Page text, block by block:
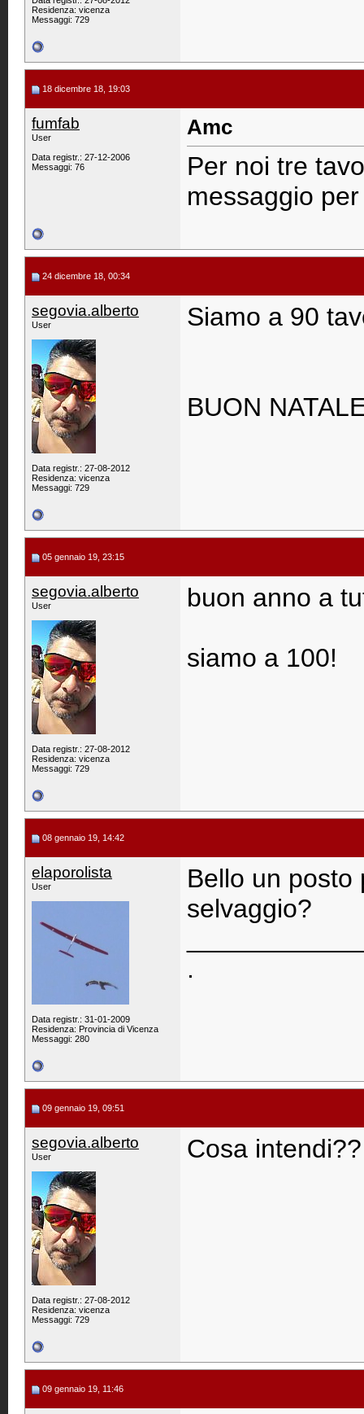
Residenza: vicenza
Messaggi: 729
18 dicembre 18, 19:03
fumfab
User
Data registr.: 27-12-2006
Messaggi: 76
Amc
Per noi tre
messaggio
24 dicembre 18, 00:34
segovia.alberto
User
Data registr.: 27-08-2012
Residenza: vicenza
Messaggi: 729
Siamo a 90
BUON
05 gennaio 19, 23:15
segovia.alberto
User
Data registr.: 27-08-2012
Residenza: vicenza
Messaggi: 729
buon anno a
siamo a 100!
08 gennaio 19, 14:42
elaporolista
User
Data registr.: 31-01-2009
Residenza: Provincia di Vicenza
Messaggi: 280
Bello un posto
selvaggio?
.
09 gennaio 19, 09:51
segovia.alberto
User
Data registr.: 27-08-2012
Residenza: vicenza
Messaggi: 729
Cosa
09 gennaio 19, 11:46